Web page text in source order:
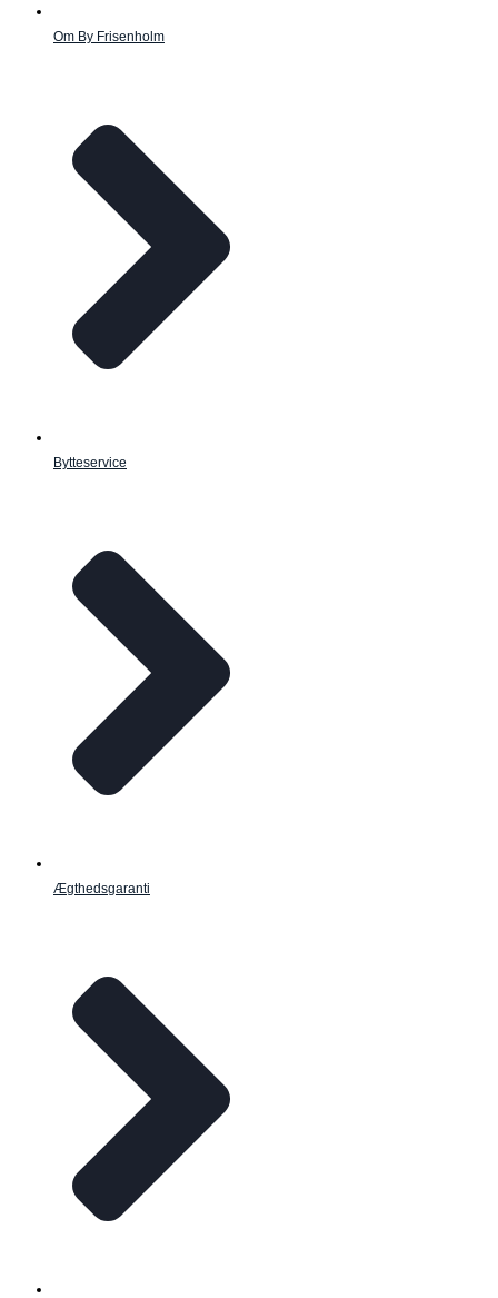
Om By Frisenholm
Bytteservice
Ægthedsgaranti